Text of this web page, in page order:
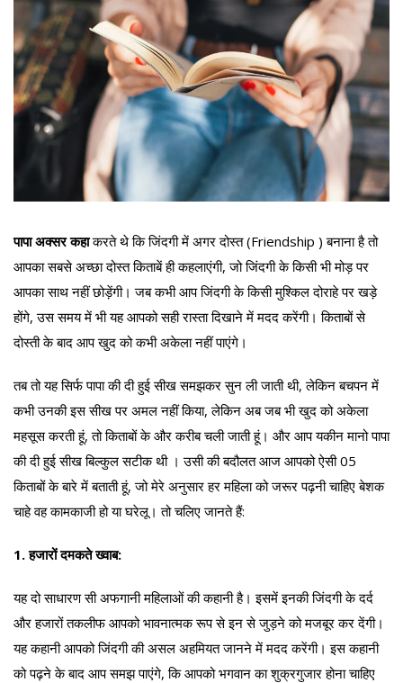
पापा अक्सर कहाकरते थे कि जिंदगी में अगर दोस्त (Friendship ) बनाना है तो
आपका सबसे अच्छा दोस्त किताबें ही कहलाएंगी, जो जिंदगी के किसी भी मोड़ पर
आपका साथ नहीं छोड़ेंगी। जब कभी आप जिंदगी के किसी मुश्किल दोराहे पर खड़े
होंगे, उस समय में भी यह आपको सही रास्ता दिखाने में मदद करेंगी। किताबों से
दोस्ती के बाद आप खुद को कभी अकेला नहीं पाएंगे।
तब तो यह सिर्फ पापा की दी हुई सीख समझकर सुन ली जाती थी, लेकिन बचपन में
कभी उनकी इस सीख पर अमल नहीं किया, लेकिन अब जब भी खुद को अकेला
महसूस करती हूं, तो किताबों के और करीब चली जाती हूं। और आप यकीन मानो पापा
की दी हुई सीख बिल्कुल सटीक थी । उसी की बदौलत आज आपको ऐसी 05
किताबों के बारे में बताती हूं, जो मेरे अनुसार हर महिला को जरूर पढ़नी चाहिए बेशक
चाहे वह कामकाजी हो या घरेलू। तो चलिए जानते हैं:
1. हजारों दमकते ख्वाब:
यह दो साधारण सी अफगानी महिलाओं की कहानी है। इसमें इनकी जिंदगी के दर्द
और हजारों तकलीफ आपको भावनात्मक रूप से इन से जुड़ने को मजबूर कर देंगी।
यह कहानी आपको जिंदगी की असल अहमियत जानने में मदद करेंगी। इस कहानी
को पढ़ने के बाद आप समझ पाएंगे, कि आपको भगवान का शुक्रगुजार होना चाहिए